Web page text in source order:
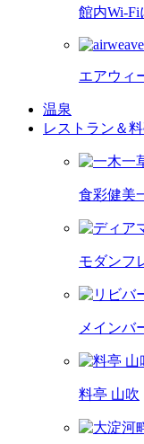
館内Wi-Fi
エアウィ
温泉
レストラン＆
食彩健美
モダンフ
メインバ
料亭 山吹